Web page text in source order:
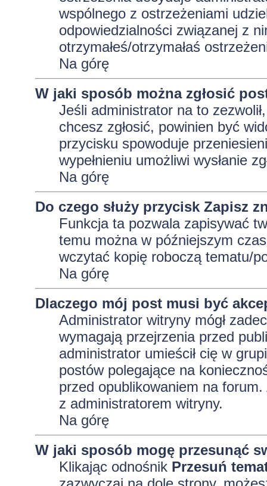
wspólnego z ostrzeżeniami
odpowiedzialności związanej z
otrzymałeś/otrzymałaś
Na górę
W jaki sposób można zgłosić
Jeśli administrator na to
chcesz zgłosić, powinien być
przycisku spowoduje
wypełnieniu umożliwi wysłanie
Na górę
Do czego służy przycisk Zapisz
Funkcja ta pozwala zapisywać
temu można w późniejszym
wczytać kopię roboczą tematu/
Na górę
Dlaczego mój post musi być
Administrator witryny mógł
wymagają przejrzenia przed
administrator umieścił cię w
postów polegające na
przed opublikowaniem na
z administratorem witryny.
Na górę
W jaki sposób mogę przesunąć
Klikając odnośnik Przesuń